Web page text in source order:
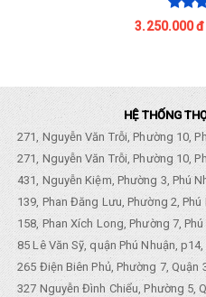
3.250.000 đ
HỆ THỐNG
271, Nguyễn Văn Trỗi, Phường 10,
271, Nguyễn Văn Trỗi, Phường 10,
431, Nguyễn Kiệm, Phường 3, Phú
139, Phan Đăng Lưu, Phường 2, Phú
158, Phan Xích Long, Phường 7, Phú
85 Lê Văn Sỹ, quận Phú Nhuận, p14,
265 Điện Biên Phủ, Phường 7, Quận
327 Nguyễn Đình Chiểu, Phường 5,